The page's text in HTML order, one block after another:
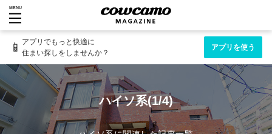
MENU
📱 アプリでもっと快適に
住まい探しをしませんか？
アプリを使う
ハイソ系(1/4)